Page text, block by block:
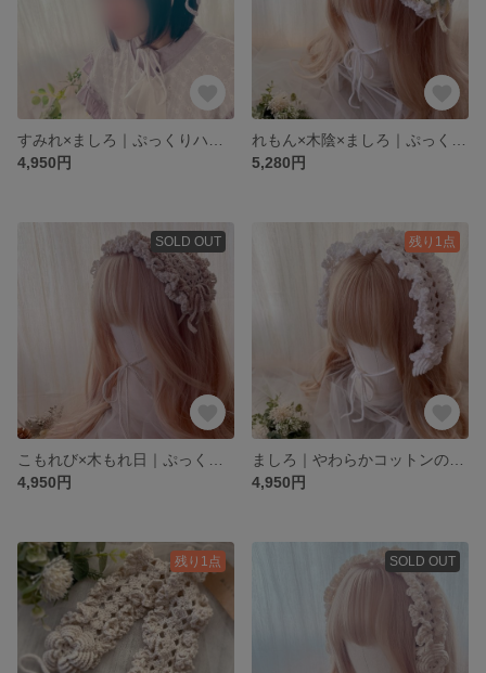
4,950円
5,280円
SOLD OUT
4,950円
残り1点
4,950円
残り1点 SOLD OUT